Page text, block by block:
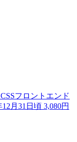
フロントエンド
12月31日頃 3,080円